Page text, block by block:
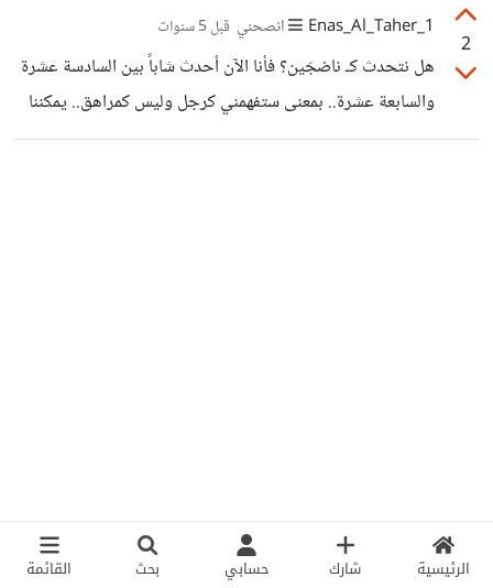
الرئيسية شارك حسابي بحث القائمة
ليس سهلاً أن تعود لقدرتك الدراسية دفعة واحدة بعد أن تمت
العودة للدراسة بعد الجائحة، لذلك لا تدع هذا الأمر يقلقك،
ستحتاج بعض الوقت لتتمركز بقواعدك من جديد، وتتخذ وضع
الاستعداد، وحتى يحدث ذلك: ابتعد عن الملهيّات التي كنت
2
Enas_Al_Taher_1 انصحني قبل 5 سنوات
هل نتحدث كـ ناضجَين؟ فأنا الآن أحدث شاباً بين السادسة عشرة
والسابعة عشرة.. بمعنى ستفهمني كرجل وليس كمراهق.. يمكننا
ذلك، أليس كذلك؟ وحتى تفهمني تعال ندخل فقاعة الخيال أنا